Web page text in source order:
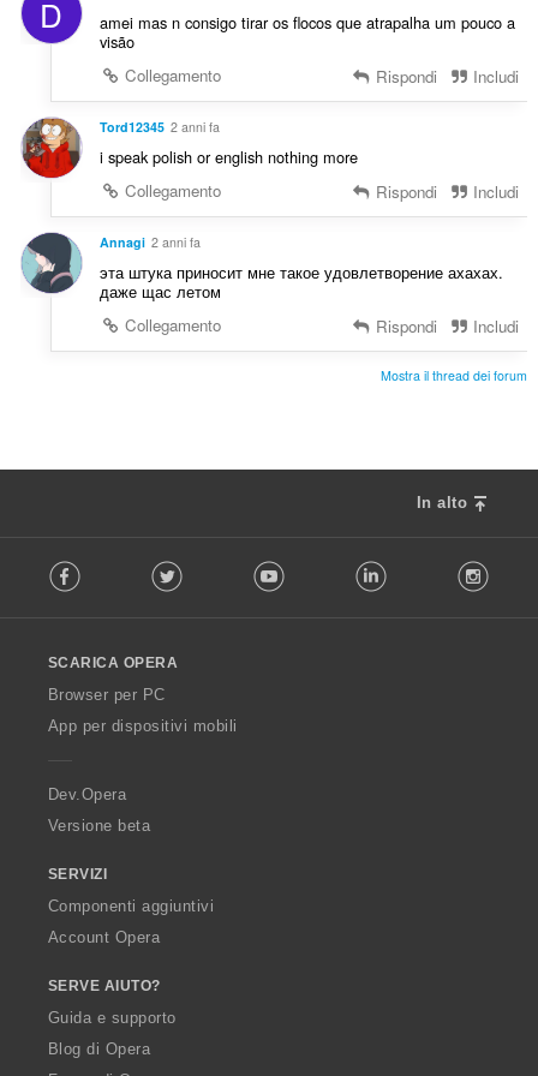
i
:
D
amei mas n consigo tirar os flocos que atrapalha um pouco a
visão
Collegamento
Rispondi Includi
Tord12345 2 anni fa
i speak polish or english nothing more
Collegamento
Rispondi Includi
Annagi 2 anni fa
эта штука приносит мне такое удовлетворение ахахах.
даже щас летом
Collegamento
Rispondi Includi
Mostra il thread dei forum
In alto
o
w
O
p
a
Facebook Twitter Youtube LinkedIn
SCARICA OPERA
Browser per PC
App per dispositivi mobili
Dev.Opera
Versione beta
SERVIZI
Componenti aggiuntivi
Account Opera
SERVE AIUTO?
Guida e supporto
Blog di Opera